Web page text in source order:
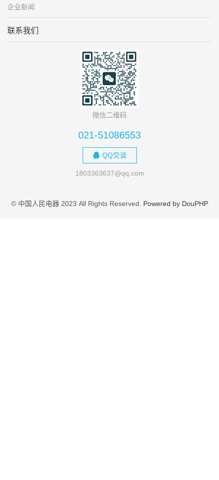
企业新闻
联系我们
微信二维码
021-51086553
QQ交谈
1803363637@qq.com
© 中国人民电器 2023 All Rights Reserved. Powered by DouPHP